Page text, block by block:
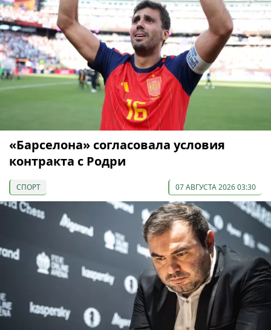
«Барселона» согласовала условия
контракта с Родри
СПОРТ 07 АВГУСТА 2026 03:30